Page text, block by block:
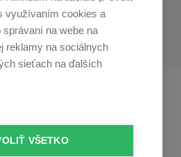
využívaním cookies a
správaní na webe na
reklamy na sociálnych
sieťach na ďalších
VŠETKO